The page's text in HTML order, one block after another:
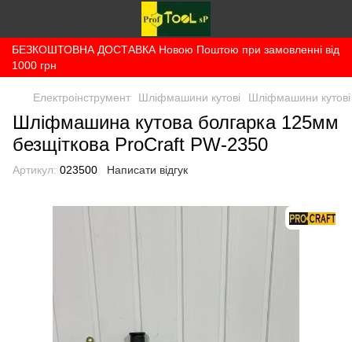
БЕЗКОШТОВНА ДОСТАВКА Новою Поштою при замовленні від
1000 грн
Електроінструмент Шліфмашини кутові Шліфмашини
Шліфмашина кутова болгарка 125мм
безщіткова ProCraft PW-2350
Артикул: 023500 Написати відгук